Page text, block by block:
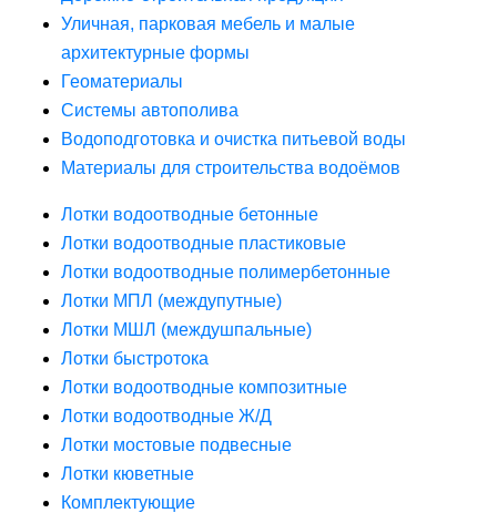
Уличная, парковая мебель и малые
архитектурные формы
Геоматериалы
Системы автополива
Водоподготовка и очистка питьевой воды
Материалы для строительства водоёмов
Лотки водоотводные бетонные
Лотки водоотводные пластиковые
Лотки водоотводные полимербетонные
Лотки МПЛ (междупутные)
Лотки МШЛ (междушпальные)
Лотки быстротока
Лотки водоотводные композитные
Лотки водоотводные Ж/Д
Лотки мостовые подвесные
Лотки кюветные
Комплектующие